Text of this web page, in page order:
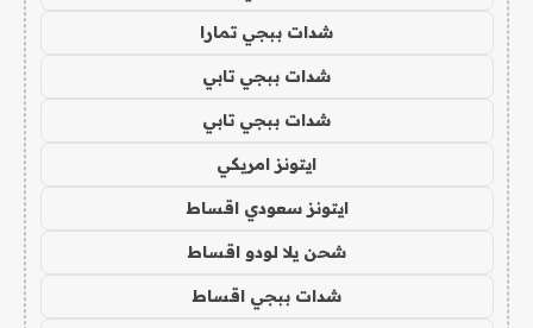
شدات ببجي تمارا
شدات ببجي تابي
شدات ببجي تابي
ايتونز امريكي
ايتونز سعودي اقساط
شحن يلا لودو اقساط
شدات ببجي اقساط